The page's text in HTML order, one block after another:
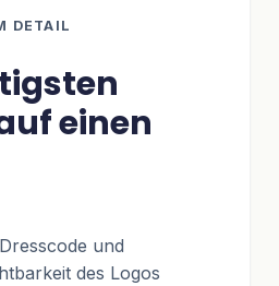
DETAIL
einen
und
des Logos